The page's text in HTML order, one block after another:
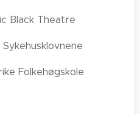
Black Theatre
Folkehøgskole